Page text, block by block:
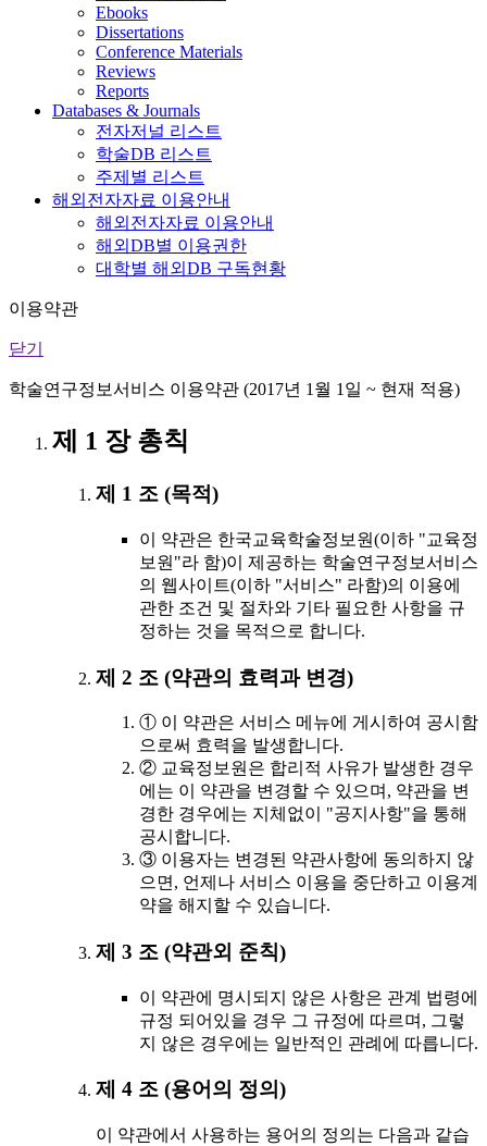
Ebooks
Dissertations
Conference Materials
Reviews
Reports
Databases & Journals
전자저널 리스트
학술DB 리스트
주제별 리스트
해외전자자료 이용안내
해외전자자료 이용안내
해외DB별 이용권한
대학별 해외DB 구독현황
이용약관
닫기
학술연구정보서비스 이용약관 (2017년 1월 1일 ~ 현재 적용)
제 1 장 총칙
제 1 조 (목적)
이 약관은 한국교육학술정보원(이하 "교육정
보원"라 함)이 제공하는 학술연구정보서비스
의 웹사이트(이하 "서비스" 라함)의 이용에
관한 조건 및 절차와 기타 필요한 사항을 규
정하는 것을 목적으로 합니다.
제 2 조 (약관의 효력과 변경)
① 이 약관은 서비스 메뉴에 게시하여 공시함
으로써 효력을 발생합니다.
② 교육정보원은 합리적 사유가 발생한 경우
에는 이 약관을 변경할 수 있으며, 약관을 변
경한 경우에는 지체없이 "공지사항"을 통해
공시합니다.
③ 이용자는 변경된 약관사항에 동의하지 않
으면, 언제나 서비스 이용을 중단하고 이용계
약을 해지할 수 있습니다.
제 3 조 (약관외 준칙)
이 약관에 명시되지 않은 사항은 관계 법령에
규정 되어있을 경우 그 규정에 따르며, 그렇
지 않은 경우에는 일반적인 관례에 따릅니다.
제 4 조 (용어의 정의)
이 약관에서 사용하는 용어의 정의는 다음과 같습